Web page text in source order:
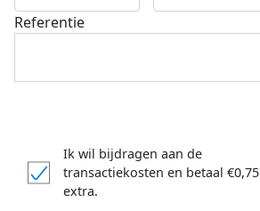
Donateurs bedankt
Referentie
Ik wil bijdragen aan de
transactiekosten en betaal €0,75
extra.